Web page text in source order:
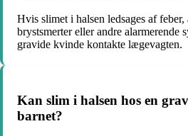
Hvis slimet i halsen ledsages af
brystsmerter eller andre alarmerende
gravide kvinde kontakte lægevagten.
Kan slim i halsen hos en
barnet?